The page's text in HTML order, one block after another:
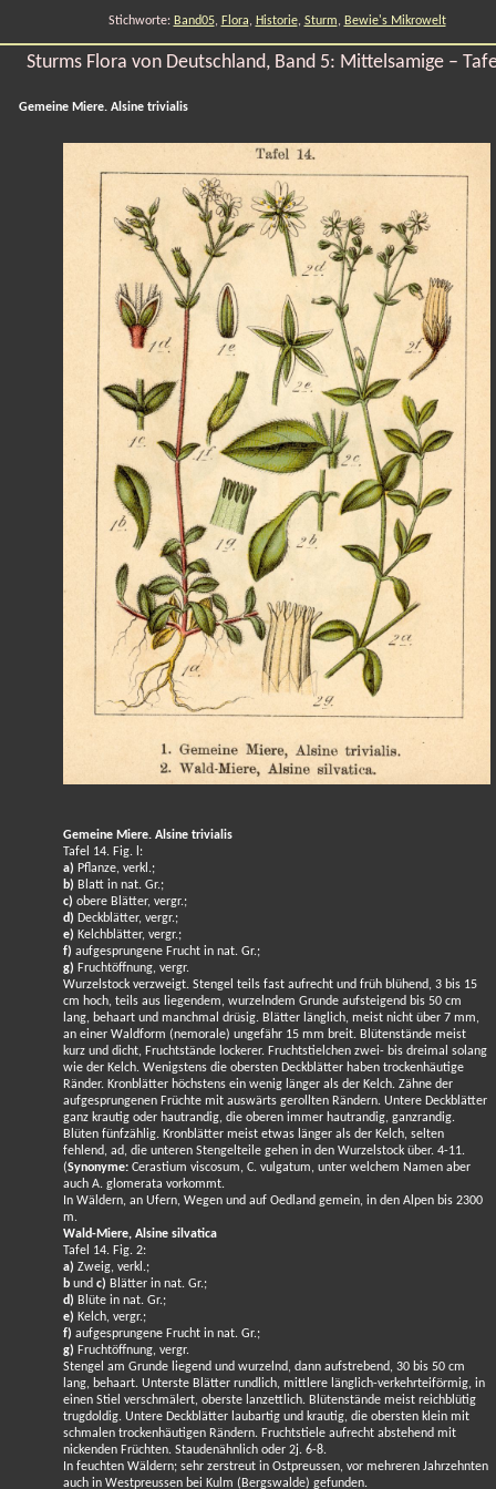
Stichworte: Band05, Flora, Historie, Sturm, Bewie's Mikrowelt
Sturms Flora von Deutschland, Band 5: Mittelsamige –
Gemeine Miere. Alsine trivialis
Gemeine Miere. Alsine trivialis
Tafel 14. Fig. l:
a) Pflanze, verkl.;
b) Blatt in nat. Gr.;
c) obere Blätter, vergr.;
d) Deckblätter, vergr.;
e) Kelchblätter, vergr.;
f) aufgesprungene Frucht in nat. Gr.;
g) Fruchtöffnung, vergr.
Wurzelstock verzweigt. Stengel teils fast aufrecht und früh blühend, 3 bis 15
cm hoch, teils aus liegendem, wurzelndem Grunde aufsteigend bis 50 cm
lang, behaart und manchmal drüsig. Blätter länglich, meist nicht über 7 mm,
an einer Waldform (nemorale) ungefähr 15 mm breit. Blütenstände meist
kurz und dicht, Fruchtstände lockerer. Fruchtstielchen zwei- bis dreimal solang
wie der Kelch. Wenigstens die obersten Deckblätter haben trockenhäutige
Ränder. Kronblätter höchstens ein wenig länger als der Kelch. Zähne der
aufgesprungenen Früchte mit auswärts gerollten Rändern. Untere Deckblätter
ganz krautig oder hautrandig, die oberen immer hautrandig, ganzrandig.
Blüten fünfzählig. Kronblätter meist etwas länger als der Kelch, selten
fehlend, ad, die unteren Stengelteile gehen in den Wurzelstock über. 4-11.
(Synonyme:Cerastium viscosum, C. vulgatum, unter welchem Namen aber
auch A. glomerata vorkommt.
In Wäldern, an Ufern, Wegen und auf Oedland gemein, in den Alpen bis 2300
m.
Wald-Miere, Alsine silvatica
Tafel 14. Fig. 2:
a) Zweig, verkl.;
bund c) Blätter in nat. Gr.;
d) Blüte in nat. Gr.;
e) Kelch, vergr.;
f) aufgesprungene Frucht in nat. Gr.;
g) Fruchtöffnung, vergr.
Stengel am Grunde liegend und wurzelnd, dann aufstrebend, 30 bis 50 cm
lang, behaart. Unterste Blätter rundlich, mittlere länglich-verkehrteiförmig, in
einen Stiel verschmälert, oberste lanzettlich. Blütenstände meist reichblütig
trugdoldig. Untere Deckblätter laubartig und krautig, die obersten klein mit
schmalen trockenhäutigen Rändern. Fruchtstiele aufrecht abstehend mit
nickenden Früchten. Staudenähnlich oder 2j. 6-8.
In feuchten Wäldern; sehr zerstreut in Ostpreussen, vor mehreren Jahrzehnten
auch in Westpreussen bei Kulm (Bergswalde) gefunden.